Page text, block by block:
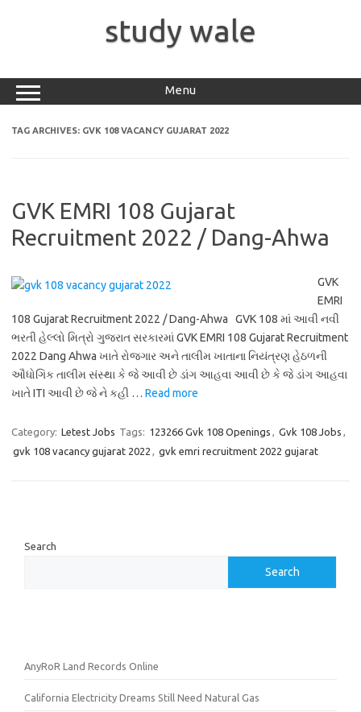
study wale
Menu
TAG ARCHIVES: GVK 108 VACANCY GUJARAT 2022
GVK EMRI 108 Gujarat
Recruitment 2022 / Dang-Ahwa
GVK
EMRI
108 Gujarat Recruitment 2022 / Dang-Ahwa GVK 108 માં આવી નવી
ભરતી હેલ્લો મિત્રો ગુજરાત સરકારમાં GVK EMRI 108 Gujarat Recruitment
2022 Dang Ahwa ખાતે રોજગાર અને તાલીમ ખાતાના નિયંત્રણ હેઠળની
ઔધોગિક તાલીમ સંસ્થા કે જે આવી છે ડાંગ આહવા આવી છે કે જે ડાંગ આહવા
ખાતે ITI આવી છે જે ને કહી … Read more
Category: Letest Jobs Tags: 123266 Gvk 108 Openings , Gvk 108 Jobs ,
gvk 108 vacancy gujarat 2022 , gvk emri recruitment 2022 gujarat
Search
Search
AnyRoR Land Records Online
California Electricity Dreams Still Need Natural Gas